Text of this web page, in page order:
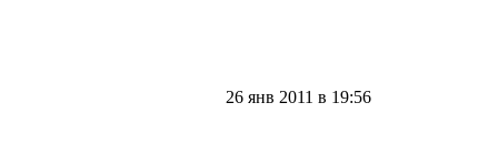
26 янв 2011 в 19:56